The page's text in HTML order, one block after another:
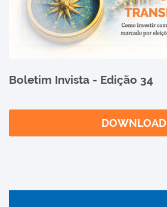
Boletim Invista - Edição 34
DOWNLOAD